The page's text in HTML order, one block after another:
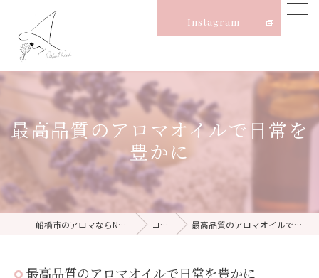
Instagram
最高品質のアロマオイルで日常を
豊かに
船橋市のアロマならNatural Witch コラム 最高品質のアロマオイルで日常を豊かに
最高品質のアロマオイルで日常を豊かに